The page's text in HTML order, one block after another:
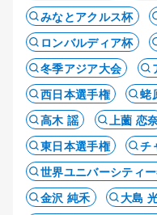
みなとアクルス杯
ロンバルディア杯
冬季アジア大会
西日本選手権
蛯
高木 謡
上薗 恋
東日本選手権
チ
世界ユニバーシティ
金沢 純禾
大島